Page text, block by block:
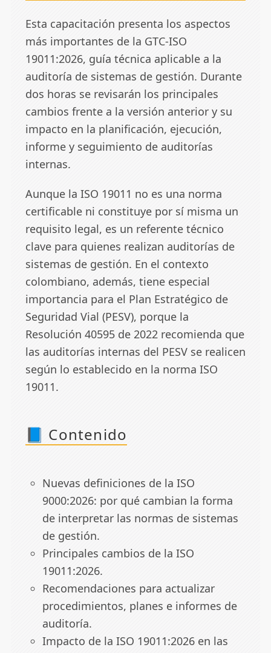
Esta capacitación presenta los aspectos
más importantes de la GTC-ISO
19011:2026, guía técnica aplicable a la
auditoría de sistemas de gestión. Durante
dos horas se revisarán los principales
cambios frente a la versión anterior y su
impacto en la planificación, ejecución,
informe y seguimiento de auditorías
internas.
Aunque la ISO 19011 no es una norma
certificable ni constituye por sí misma un
requisito legal, es un referente técnico
clave para quienes realizan auditorías de
sistemas de gestión. En el contexto
colombiano, además, tiene especial
importancia para el Plan Estratégico de
Seguridad Vial (PESV), porque la
Resolución 40595 de 2022 recomienda que
las auditorías internas del PESV se realicen
según lo establecido en la norma ISO
19011.
📘 Contenido
Nuevas definiciones de la ISO
9000:2026: por qué cambian la forma
de interpretar las normas de sistemas
de gestión.
Principales cambios de la ISO
19011:2026.
Recomendaciones para actualizar
procedimientos, planes e informes de
auditoría.
Impacto de la ISO 19011:2026 en las